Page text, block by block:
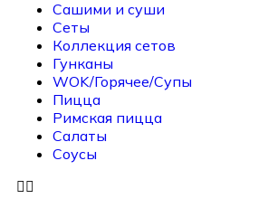
Сашими и суши
Сеты
Коллекция сетов
Гунканы
WOK/Горячее/Супы
Пицца
Римская пицца
Салаты
Соусы